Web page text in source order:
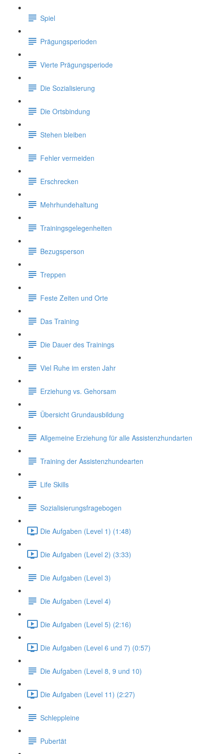
Spiel
Prägungsperioden
Vierte Prägungsperiode
Die Sozialisierung
Die Ortsbindung
Stehen bleiben
Fehler vermeiden
Erschrecken
Mehrhundehaltung
Trainingsgelegenheiten
Bezugsperson
Treppen
Feste Zeiten und Orte
Das Training
Die Dauer des Trainings
Viel Ruhe im ersten Jahr
Erziehung vs. Gehorsam
Übersicht Grundausbildung
Allgemeine Erziehung für alle Assistenzhundarten
Training der Assistenzhundearten
Life Skills
Sozialisierungsfragebogen
Die Aufgaben (Level 1) (1:48)
Die Aufgaben (Level 2) (3:33)
Die Aufgaben (Level 3)
Die Aufgaben (Level 4)
Die Aufgaben (Level 5) (2:16)
Die Aufgaben (Level 6 und 7) (0:57)
Die Aufgaben (Level 8, 9 und 10)
Die Aufgaben (Level 11) (2:27)
Schleppleine
Pubertät